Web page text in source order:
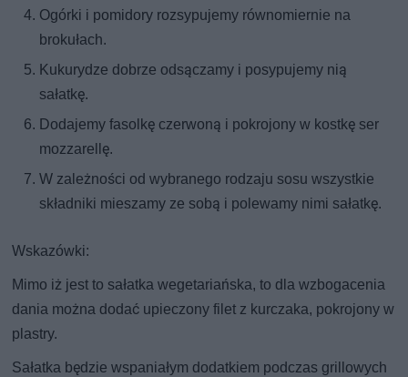
Ogórki i pomidory rozsypujemy równomiernie na
brokułach.
Kukurydze dobrze odsączamy i posypujemy nią
sałatkę.
Dodajemy fasolkę czerwoną i pokrojony w kostkę ser
mozzarellę.
W zależności od wybranego rodzaju sosu wszystkie
składniki mieszamy ze sobą i polewamy nimi sałatkę.
Wskazówki:
Mimo iż jest to sałatka wegetariańska, to dla wzbogacenia
dania można dodać upieczony filet z kurczaka, pokrojony w
plastry.
Sałatka będzie wspaniałym dodatkiem podczas grillowych